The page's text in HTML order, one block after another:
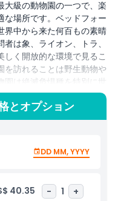
大級の動物園の一つで、楽
な場所です。ベッドフォー
界中から来た何百もの素晴
は象、ライオン、トラ、
しく開放的な環境で見るこ
を訪れることは野生動物や
は絶滅危惧種を特別に世
活動しています。家族連れ
を間近で観察しながら、
を楽しめます。
や餌やりセッションに参
ける特別な体験プログラ
ー遊具を探検したり、園
とオプション
DD MM, YYYY
40.35 - 1 +